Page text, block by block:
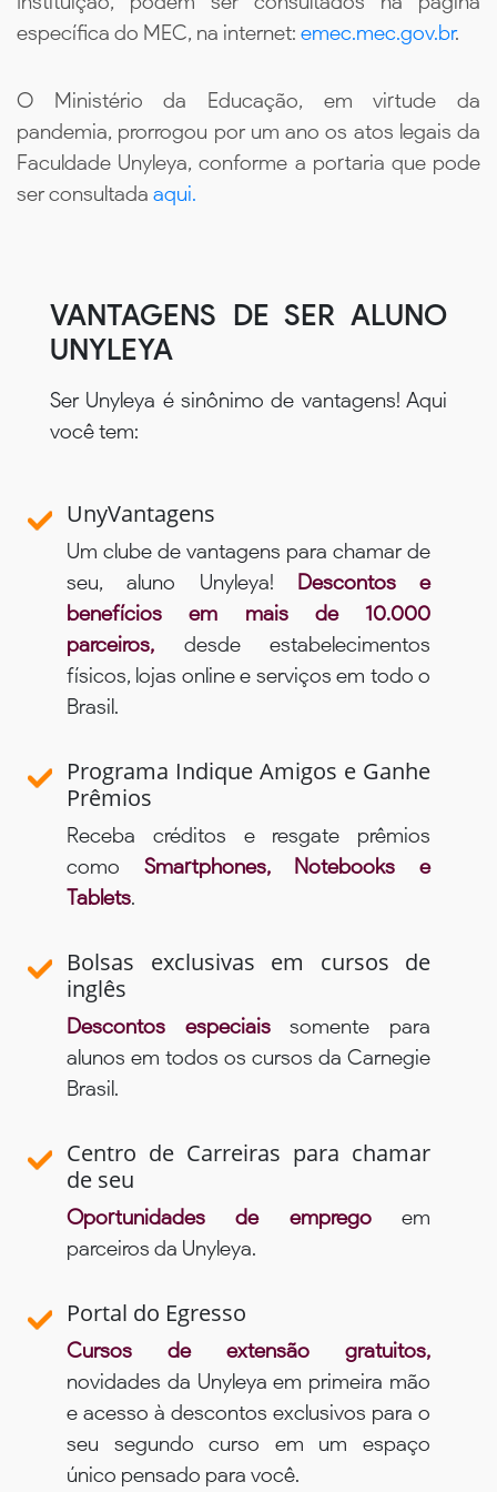
específica do MEC, na internet: emec.mec.gov.br.
O Ministério da Educação, em virtude da
pandemia, prorrogou por um ano os atos legais da
Faculdade Unyleya, conforme a portaria que pode
ser consultada aqui.
VANTAGENS DE SER ALUNO
UNYLEYA
Ser Unyleya é sinônimo de vantagens! Aqui
você tem:
UnyVantagens
Um clube de vantagens para chamar de
seu, aluno Unyleya! Descontos e
benefícios em mais de 10.000
parceiros, desde estabelecimentos
físicos, lojas online e serviços em todo o
Brasil.
Programa Indique Amigos e Ganhe
Prêmios
Receba créditos e resgate prêmios
como Smartphones, Notebooks e
Tablets.
Bolsas exclusivas em cursos de
inglês
Descontos especiaissomente para
alunos em todos os cursos da Carnegie
Brasil.
Centro de Carreiras para chamar
de seu
Oportunidades de empregoem
parceiros da Unyleya.
Portal do Egresso
Cursos de extensão gratuitos,
novidades da Unyleya em primeira mão
e acesso à descontos exclusivos para o
seu segundo curso em um espaço
único pensado para você.